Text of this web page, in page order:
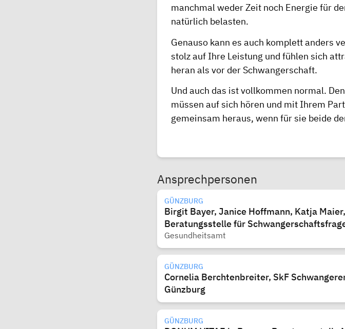
manchmal weder Zeit noch Energie für
natürlich belasten.
Genauso kann es auch komplett anders
stolz auf Ihre Leistung und fühlen sich
heran als vor der Schwangerschaft.
Und auch das ist vollkommen normal.
müssen auf sich hören und mit Ihrem
gemeinsam heraus, wenn für sie beide
Ansprechpersonen
GÜNZBURG
Birgit Bayer, Janice Hoffmann, Katja
Beratungsstelle für
Gesundheitsamt
GÜNZBURG
Cornelia Berchtenbreiter, SkF
Günzburg
GÜNZBURG